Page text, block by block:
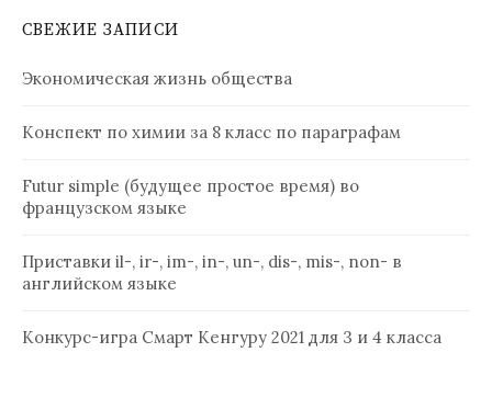
СВЕЖИЕ ЗАПИСИ
Экономическая жизнь общества
Конспект по химии за 8 класс по параграфам
Futur simple (будущее простое время) во
французском языке
Приставки il-, ir-, im-, in-, un-, dis-, mis-, non- в
английском языке
Конкурс-игра Смарт Кенгуру 2021 для 3 и 4 класса